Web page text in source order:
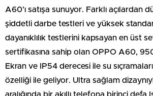
A60’ı satışa sunuyor. Farklı açılardan
şiddetli darbe testleri ve yüksek
dayanıklılık testlerini kapsayan en üst
sertifikasına sahip olan OPPO A60,
Ekran ve IP54 derecesi ile su
özelliği ile geliyor. Ultra sağlam